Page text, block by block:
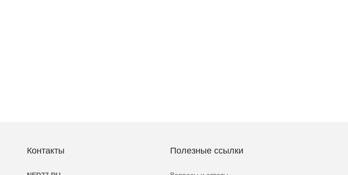
Контакты Полезные ссылки